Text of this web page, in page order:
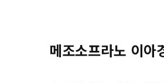
메조소프라노 이아